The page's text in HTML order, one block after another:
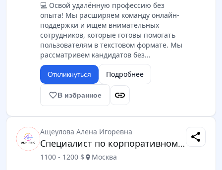
💻 Освой удалённую профессию без
опыта! Мы расширяем команду онлайн-
поддержки и ищем внимательных
сотрудников, которые готовы помогать
пользователям в текстовом формате. Мы
рассматривем кандидатов без...
Откликнуться Подробнее
favorite_borderВ избранное link
Ащеулова Алена Игоревна
Специалист по корпоративному сопровождению (регистрация компаний)
1100 - 1200 $ location_on Москва
share